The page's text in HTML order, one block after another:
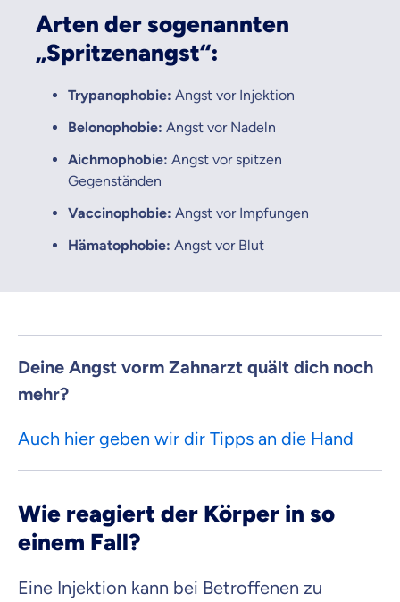
Arten der sogenannten
„Spritzenangst“:
Trypanophobie: Angst vor Injektion
Belonophobie: Angst vor Nadeln
Aichmophobie: Angst vor spitzen
Gegenständen
Vaccinophobie: Angst vor Impfungen
Hämatophobie: Angst vor Blut
Deine Angst vorm Zahnarzt quält dich noch
mehr?
Auch hier geben wir dir Tipps an die Hand
Wie reagiert der Körper in so
einem Fall?
Eine Injektion kann bei Betroffenen zu